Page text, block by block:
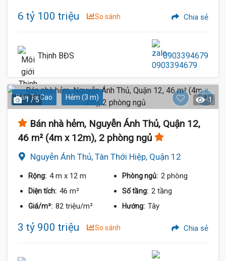
6 tỷ 100 triệu So sánh Chia sẻ
Thịnh BĐS 0903394679
Dân Trí Cao Hẻm (3 m)
1 / 5 1
Bán nhà hẻm, Nguyễn Ánh Thủ, Quận 12,
46 m² (4m x 12m), 2 phòng ngủ
Nguyễn Ánh Thủ, Tân Thới Hiệp, Quận 12
Rộng: 4 m x 12 m Phòng ngủ: 2 phòng
Diện tích: 46 m² Số tầng: 2 tầng
Giá/m²: 82 triệu/m² Hướng: Tây
3 tỷ 900 triệu So sánh Chia sẻ